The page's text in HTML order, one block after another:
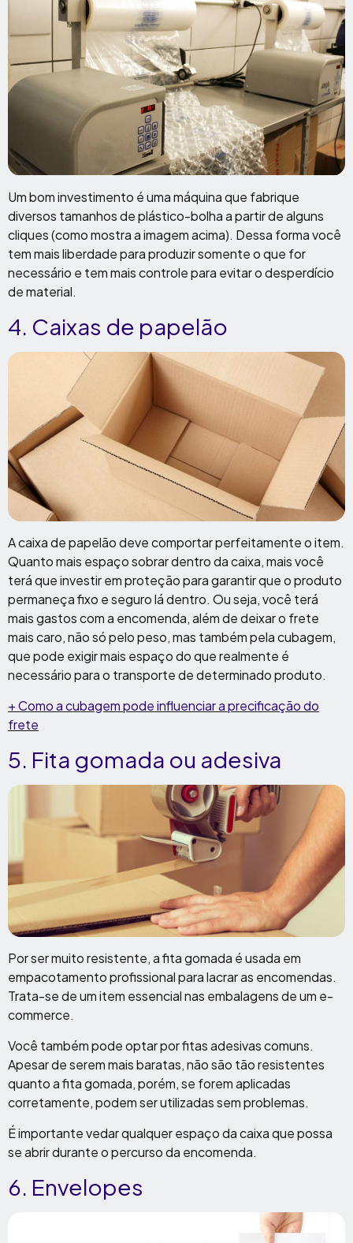
Um bom investimento é uma máquina que fabrique
diversos tamanhos de plástico-bolha a partir de alguns
cliques (como mostra a imagem acima). Dessa forma você
tem mais liberdade para produzir somente o que for
necessário e tem mais controle para evitar o desperdício
de material.
4. Caixas de papelão
A caixa de papelão deve comportar perfeitamente o item.
Quanto mais espaço sobrar dentro da caixa, mais você
terá que investir em proteção para garantir que o produto
permaneça fixo e seguro lá dentro. Ou seja, você terá
mais gastos com a encomenda, além de deixar o frete
mais caro, não só pelo peso, mas também pela cubagem,
que pode exigir mais espaço do que realmente é
necessário para o transporte de determinado produto.
+ Como a cubagem pode influenciar a precificação do
frete
5. Fita gomada ou adesiva
Por ser muito resistente, a fita gomada é usada em
empacotamento profissional para lacrar as encomendas.
Trata-se de um item essencial nas embalagens de um e-
commerce.
Você também pode optar por fitas adesivas comuns.
Apesar de serem mais baratas, não são tão resistentes
quanto a fita gomada, porém, se forem aplicadas
corretamente, podem ser utilizadas sem problemas.
É importante vedar qualquer espaço da caixa que possa
se abrir durante o percurso da encomenda.
6. Envelopes